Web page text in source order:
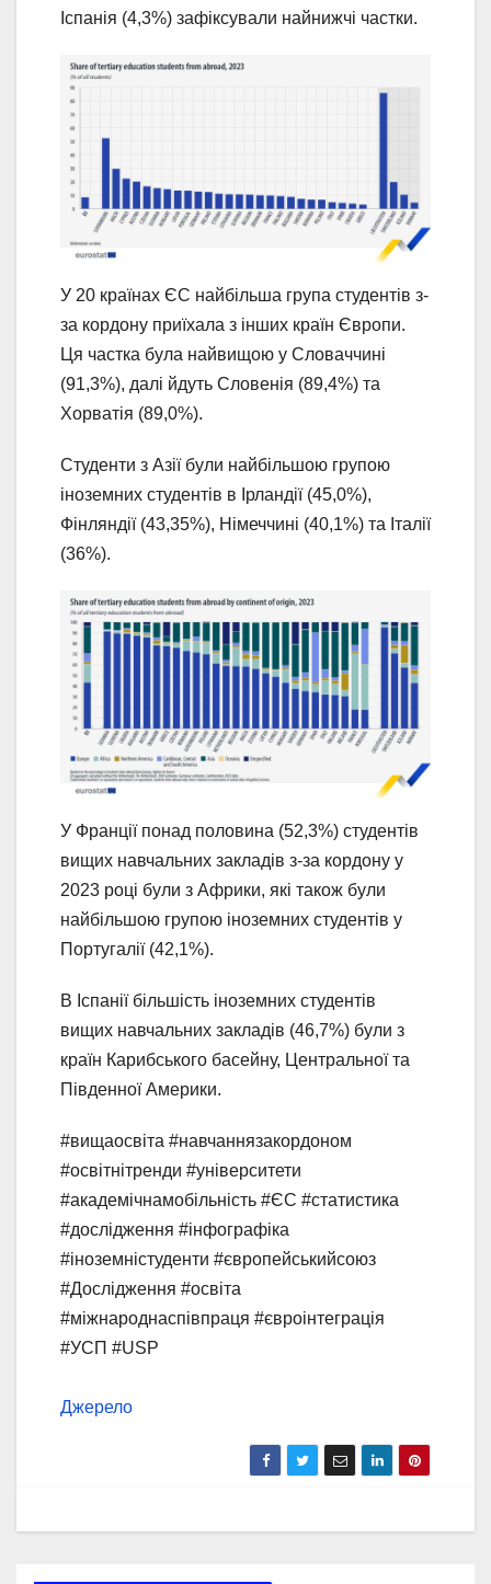
Іспанія (4,3%) зафіксували найнижчі частки.
У 20 країнах ЄС найбільша група студентів з-
за кордону приїхала з інших країн Європи.
Ця частка була найвищою у Словаччині
(91,3%), далі йдуть Словенія (89,4%) та
Хорватія (89,0%).
Студенти з Азії були найбільшою групою
іноземних студентів в Ірландії (45,0%),
Фінляндії (43,35%), Німеччині (40,1%) та Італії
(36%).
У Франції понад половина (52,3%) студентів
вищих навчальних закладів з-за кордону у
2023 році були з Африки, які також були
найбільшою групою іноземних студентів у
Португалії (42,1%).
В Іспанії більшість іноземних студентів
вищих навчальних закладів (46,7%) були з
країн Карибського басейну, Центральної та
Південної Америки.
#вищаосвіта #навчаннязакордоном
#освітнітренди #університети
#академічнамобільність #ЄС #статистика
#дослідження #інфографіка
#іноземністуденти #європейськийсоюз
#Дослідження #освіта
#міжнароднаспівпраця #євроінтеграція
#УСП #USP
Джерело